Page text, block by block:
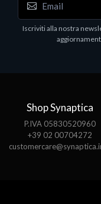
EPSON
Epson, solido in
Adatto a tutti i
Iscriviti alla nostra
Shop Synaptica
P.IVA 05830520960
+39 02 00704272